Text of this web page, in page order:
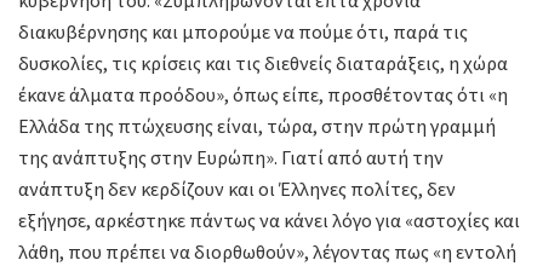
διακυβέρνησης και μπορούμε να πούμε ότι, παρά τις
δυσκολίες, τις κρίσεις και τις διεθνείς διαταράξεις, η χώρα
έκανε άλματα προόδου», όπως είπε, προσθέτοντας ότι «η
Ελλάδα της πτώχευσης είναι, τώρα, στην πρώτη γραμμή
της ανάπτυξης στην Ευρώπη». Γιατί από αυτή την
ανάπτυξη δεν κερδίζουν και οι Έλληνες πολίτες, δεν
εξήγησε, αρκέστηκε πάντως να κάνει λόγο για «αστοχίες και
λάθη, που πρέπει να διορθωθούν», λέγοντας πως «η εντολή